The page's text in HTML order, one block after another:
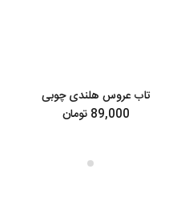
تاب عروس هلندی چوبی
89,000 تومان